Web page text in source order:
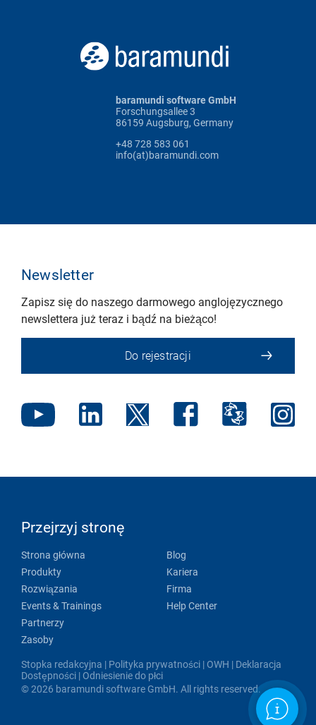
baramundi software GmbH
Forschungsallee 3
86159 Augsburg, Germany
+48 728 583 061
info(at)baramundi.com
Newsletter
Zapisz się do naszego darmowego anglojęzycznego
newslettera już teraz i bądź na bieżąco!
Do rejestracji
Przejrzyj stronę
Strona główna
Produkty
Rozwiązania
Events & Trainings
Partnerzy
Zasoby
Blog
Kariera
Firma
Help Center
Stopka redakcyjna | Polityka prywatności | OWH | Deklaracja
Dostępności | Odniesienie do płci
© 2026 baramundi software GmbH. All rights reserved.